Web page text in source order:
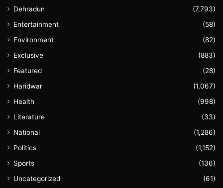
Dehradun
(7,793)
Entertainment
(58)
Environment
(82)
Exclusive
(883)
Featured
(28)
Haridwar
(1,067)
Health
(998)
Literature
(33)
National
(1,286)
Politics
(1,152)
Sports
(136)
Uncategorized
(61)